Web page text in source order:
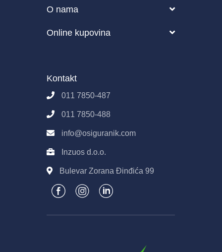
Životno osiguranje
Kako funkcioniše Osiguranik.com?
O nama
Online kupovina
Pravila E-Prodaje
Obrada podataka
Kontakt
011 7850-487
011 7850-488
info@osiguranik.com
Inzuos d.o.o.
Bulevar Zorana Đinđića 99